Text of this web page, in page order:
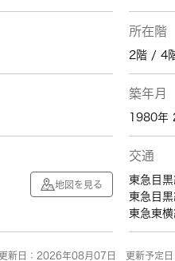
所在階
2階 / 4
築年月
1980
地図を見る
交通
東急目黒
東急目黒
東急東横
新日：2026年08月07日 更新予定